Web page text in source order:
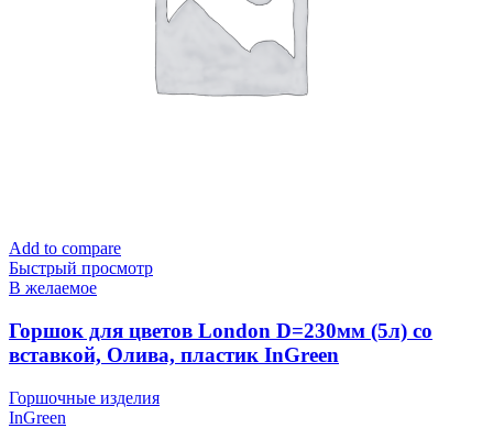
Add to compare
Быстрый просмотр
В желаемое
Горшок для цветов London D=230мм (5л) со
вставкой, Олива, пластик InGreen
Горшочные изделия
InGreen